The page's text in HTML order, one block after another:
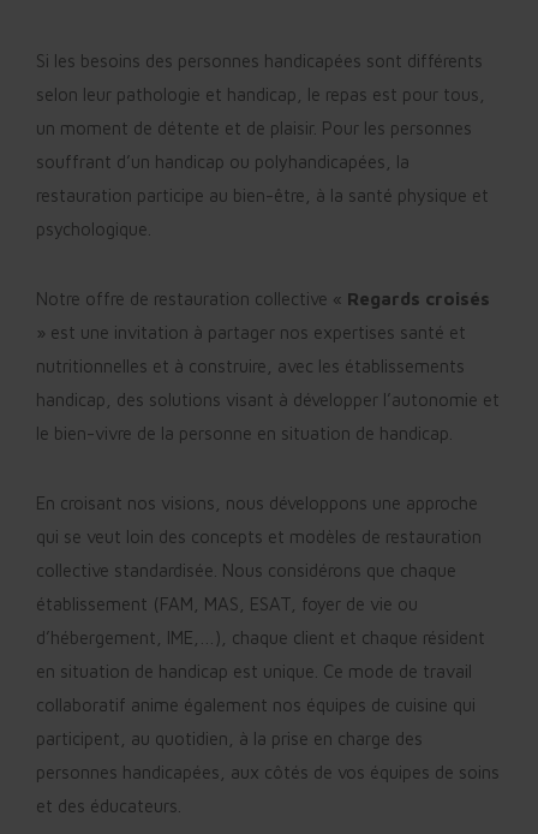
Si les besoins des personnes handicapées sont différents
selon leur pathologie et handicap, le repas est pour tous,
un moment de détente et de plaisir. Pour les personnes
souffrant d’un handicap ou polyhandicapées, la
restauration participe au bien-être, à la santé physique et
psychologique.
Notre offre de restauration collective « Regards croisés
» est une invitation à partager nos expertises santé et
nutritionnelles et à construire, avec les établissements
handicap, des solutions visant à développer l’autonomie et
le bien-vivre de la personne en situation de handicap.
En croisant nos visions, nous développons une approche
qui se veut loin des concepts et modèles de restauration
collective standardisée. Nous considérons que chaque
établissement (FAM, MAS, ESAT, foyer de vie ou
d’hébergement, IME,…), chaque client et chaque résident
en situation de handicap est unique. Ce mode de travail
collaboratif anime également nos équipes de cuisine qui
participent, au quotidien, à la prise en charge des
personnes handicapées, aux côtés de vos équipes de soins
et des éducateurs.